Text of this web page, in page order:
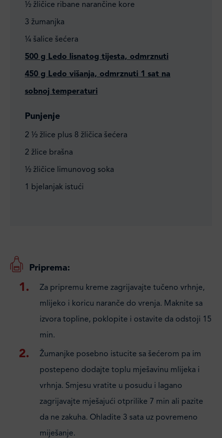
½ žličice ribane narančine kore
3 žumanjka
¼ šalice šećera
500 g Ledo lisnatog tijesta, odmrznuti
450 g Ledo višanja, odmrznuti 1 sat na
sobnoj temperaturi
Punjenje
2 ½ žlice plus 8 žličica šećera
2 žlice brašna
½ žličice limunovog soka
1 bjelanjak istući
Priprema:
Za pripremu kreme zagrijavajte tučeno vrhnje,
mlijeko i koricu naranče do vrenja. Maknite sa
izvora topline, poklopite i ostavite da odstoji 15
min.
Žumanjke posebno istucite sa šećerom pa im
postepeno dodajte toplu mješavinu mlijeka i
vrhnja. Smjesu vratite u posudu i lagano
zagrijavajte mješajući otprilike 7 min ali pazite
da ne zakuha. Ohladite 3 sata uz povremeno
miješanje.